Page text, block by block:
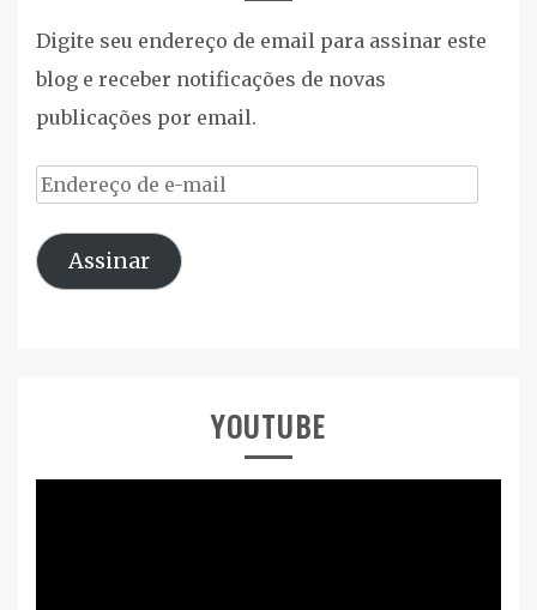
Digite seu endereço de email para assinar este
blog e receber notificações de novas
publicações por email.
Endereço
e-
Assinar
YOUTUBE